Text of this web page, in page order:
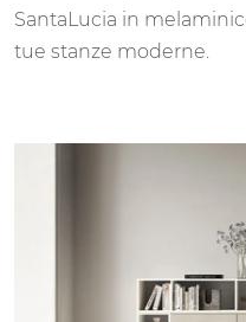
SantaLucia in
tue stanze moderne.